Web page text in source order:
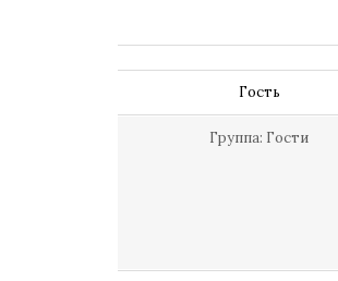
Гость
Группа: Гости